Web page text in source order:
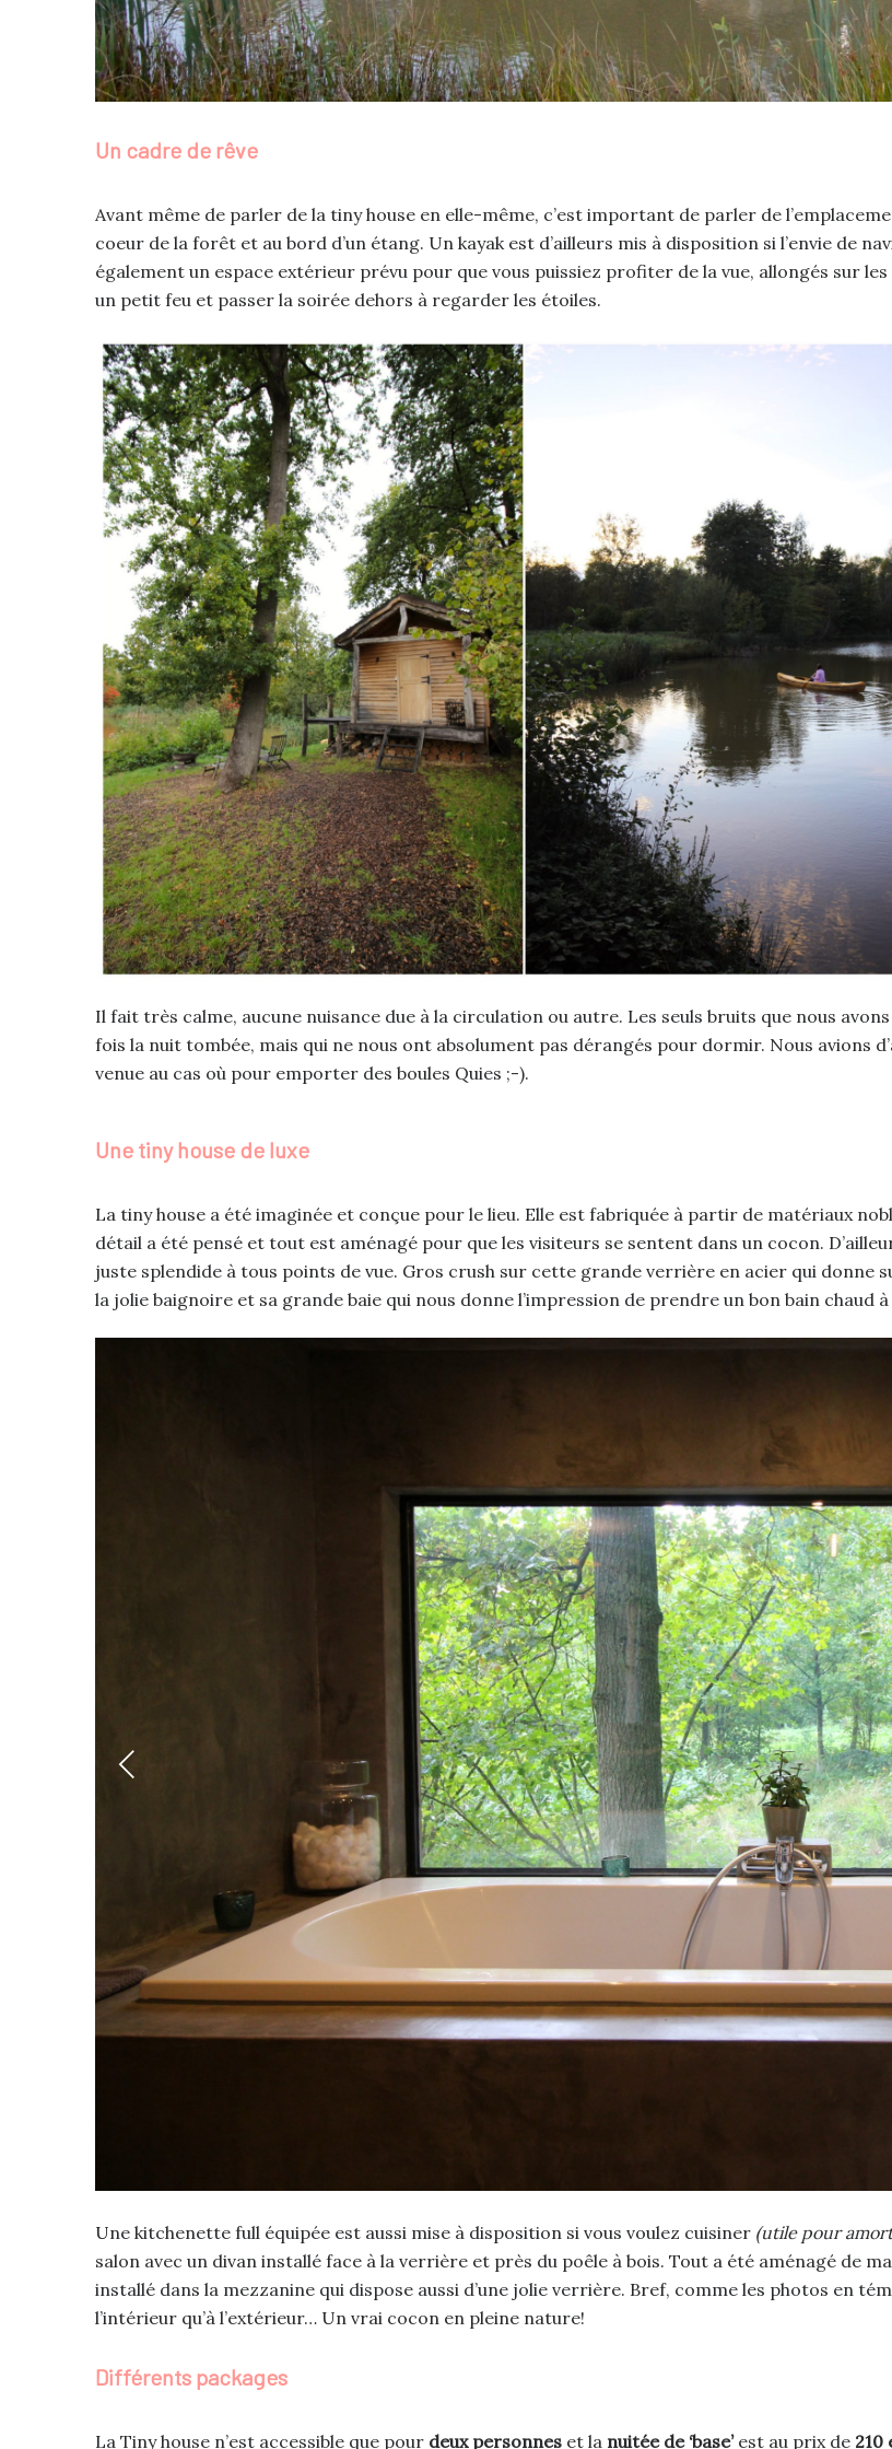
Un cadre de rêve
Avant même de parler de la tiny house en elle-même, c’est important de parler de
coeur de la forêt et au bord d’un étang. Un kayak est d’ailleurs mis à disposition si l’envie de
également un espace extérieur prévu pour que vous puissiez profiter de la vue, allongés sur
un petit feu et passer la soirée dehors à regarder les étoiles.
Il fait très calme, aucune nuisance due à la circulation ou autre. Les seuls bruits que nous
fois la nuit tombée, mais qui ne nous ont absolument pas dérangés pour dormir. Nous avions
venue au cas où pour emporter des boules Quies ;-).
Une tiny house de luxe
La tiny house a été imaginée et conçue pour le lieu. Elle est fabriquée à partir de matériaux
détail a été pensé et tout est aménagé pour que les visiteurs se sentent dans un cocon.
juste splendide à tous points de vue. Gros crush sur cette grande verrière en acier qui donne
la jolie baignoire et sa grande baie qui nous donne l’impression de prendre un bon bain chaud
Une kitchenette full équipée est aussi mise à disposition si vous voulez cuisiner (utile pour
salon avec un divan installé face à la verrière et près du poêle à bois. Tout a été aménagé de
installé dans la mezzanine qui dispose aussi d’une jolie verrière. Bref, comme les photos en
l’intérieur qu’à l’extérieur… Un vrai cocon en pleine nature!
Différents packages
La Tiny house n’est accessible que pour deux personnes et la nuitée de ‘base’est au prix de 210